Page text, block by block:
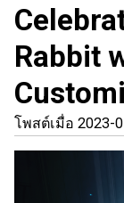
Rabbit
โพสต์เมื่อ 2023-